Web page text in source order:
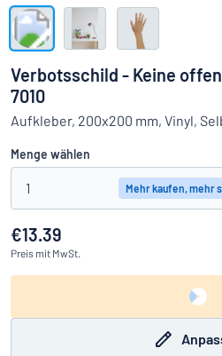
Das Gesuchte nicht gefunden?
Alle Kategorien anzeigen
Einloggen
Verbotsschild - Keine
7010
Aufkleber, 200x200 mm, Vinyl,
Menge wählen
1 Mehr kaufen, mehr
€13.39
Preis mit MwSt.